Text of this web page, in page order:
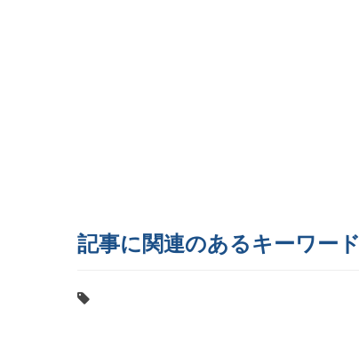
記事に関連のあるキーワード